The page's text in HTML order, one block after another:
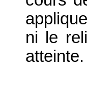
ni le
atteinte.